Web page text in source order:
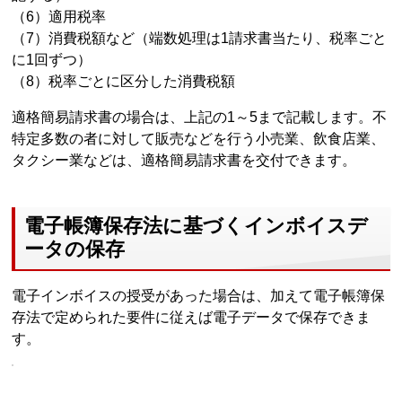
（6）適用税率
（7）消費税額など（端数処理は1請求書当たり、税率ごと
に1回ずつ）
（8）税率ごとに区分した消費税額
適格簡易請求書の場合は、上記の1～5まで記載します。不
特定多数の者に対して販売などを行う小売業、飲食店業、
タクシー業などは、適格簡易請求書を交付できます。
電子帳簿保存法に基づくインボイスデ
ータの保存
電子インボイスの授受があった場合は、加えて電子帳簿保
存法で定められた要件に従えば電子データで保存できま
す。